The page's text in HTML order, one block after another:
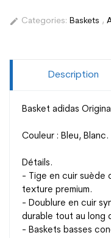
edit Categories: Baskets ,
Description
Basket adidas
Couleur : Bleu, Blanc.
Détails.
- Tige en cuir suède
texture premium.
- Doublure en cuir
durable tout au long
- Baskets basses